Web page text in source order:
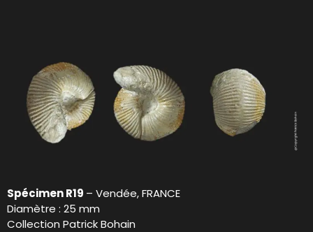
Spécimen R19 – Vendée, FRANCE
Diamètre : 25 mm
Collection Patrick Bohain